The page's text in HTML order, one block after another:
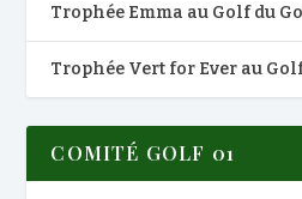
Trophée Emma au Golf du
Trophée Vert for Ever au
COMITÉ GOLF 01